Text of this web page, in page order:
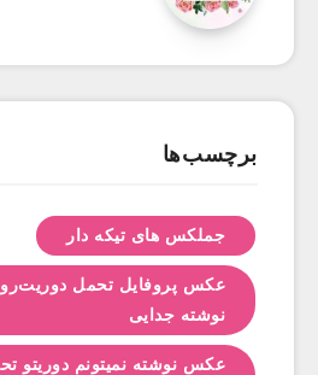
برچسب‌ها
جملکس های تیکه دار
عکس پروفایل تحمل
نوشته جدایی
عکس نوشته نمیتونم دوریتو